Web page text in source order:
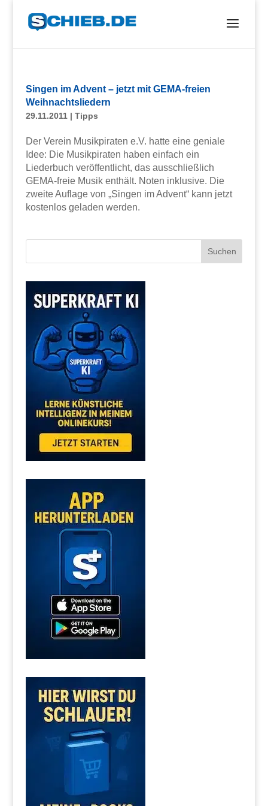
Singen im Advent – jetzt mit GEMA-freien
Weihnachtsliedern
29.11.2011| Tipps
Der Verein Musikpiraten e.V. hatte eine geniale
Idee: Die Musikpiraten haben einfach ein
Liederbuch veröffentlicht, das ausschließlich
GEMA-freie Musik enthält. Noten inklusive. Die
zweite Auflage von „Singen im Advent“ kann jetzt
kostenlos geladen werden.